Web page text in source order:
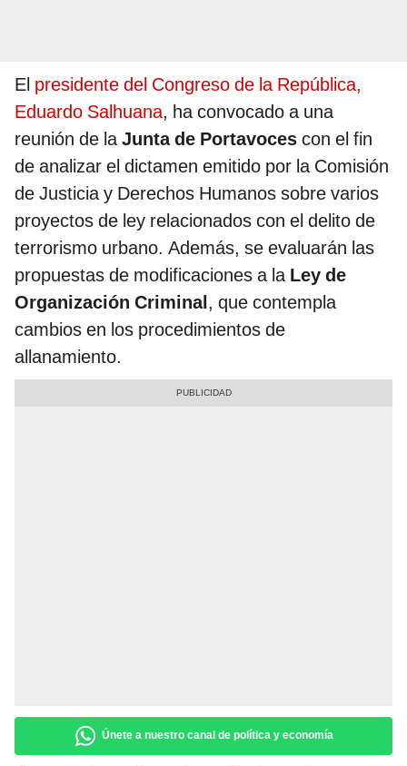
El presidente del Congreso de la República,
Eduardo Salhuana, ha convocado a una
reunión de laJunta de Portavoces con el fin
de analizar el dictamen emitido por la Comisión
de Justicia y Derechos Humanos sobre varios
proyectos de ley relacionados con el delito de
terrorismo urbano. Además, se evaluarán las
propuestas de modificaciones a la Ley de
Organización Criminal, que contempla
cambios en los procedimientos de
allanamiento.
Únete a nuestro canal de política y economía